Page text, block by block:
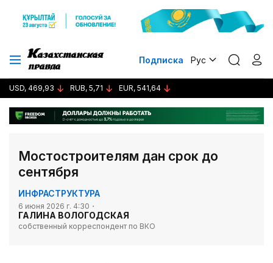
Подписка Рус
USD, 469,93 RUB, 5,71 EUR, 541,64
Мостостроителям дан срок до
сентября
ИНФРАСТРУКТУРА
6 июня 2026 г. 4:30
ГАЛИНА ВОЛОГОДСКАЯ
собственный корреспондент по ВКО